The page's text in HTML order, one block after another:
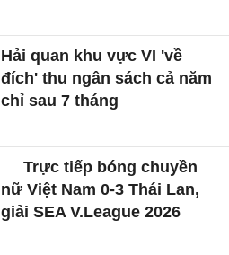
Hải quan khu vực VI 'về
đích' thu ngân sách cả năm
chỉ sau 7 tháng
Trực tiếp bóng chuyền
nữ Việt Nam 0-3 Thái Lan,
giải SEA V.League 2026